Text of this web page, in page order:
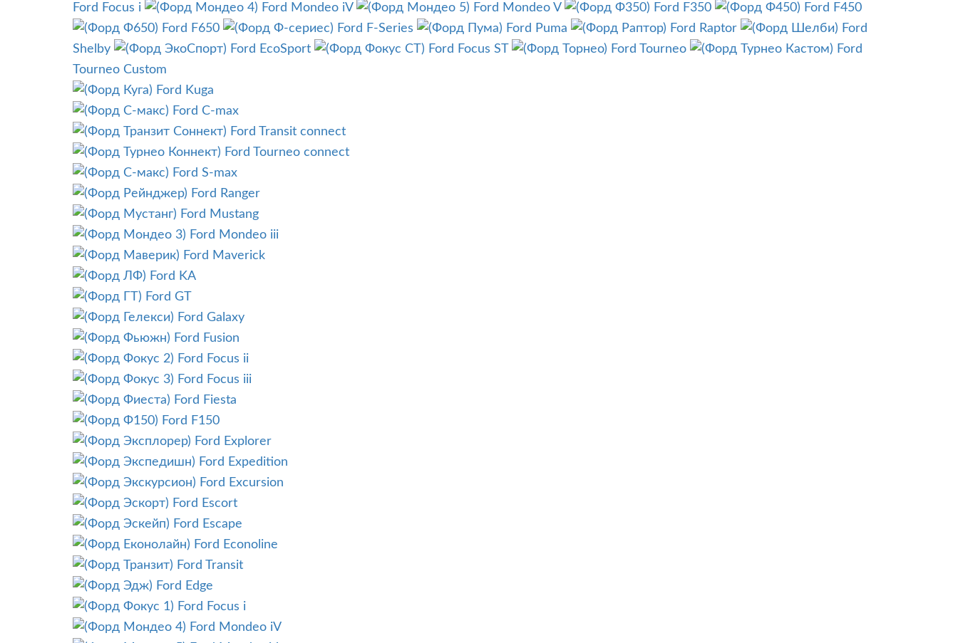
Ford Focus i
Ford Mondeo iV Ford Mondeo V Ford F350
Ford F450
Ford F650
Ford F-Series Ford Puma Ford Raptor
Ford
Shelby
Ford EcoSport Ford Focus ST Ford Tourneo
Ford
Tourneo Custom
Ford Kuga
Ford C-max
Ford Transit connect
Ford Tourneo connect
Ford S-max
Ford Ranger
Ford Mustang
Ford Mondeo iii
Ford Maverick
Ford KA
Ford GT
Ford Galaxy
Ford Fusion
Ford Focus ii
Ford Focus iii
Ford Fiesta
Ford F150
Ford Explorer
Ford Expedition
Ford Excursion
Ford Escort
Ford Escape
Ford Econoline
Ford Transit
Ford Edge
Ford Focus i
Ford Mondeo iV